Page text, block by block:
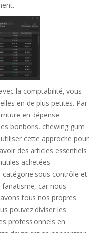
la comptabilité, vous
en de plus petites. Par
en dépense
bonbons, chewing gum
cette approche pour
des articles essentiels
achetées
catégorie sous contrôle et
car nous
tous nos propres
pouvez diviser les
professionnels en